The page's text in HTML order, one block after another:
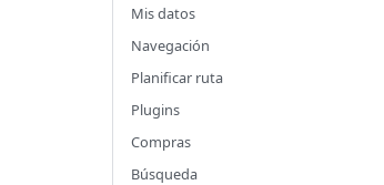
Mis datos
Navegación
Planificar ruta
Plugins
Compras
Búsqueda